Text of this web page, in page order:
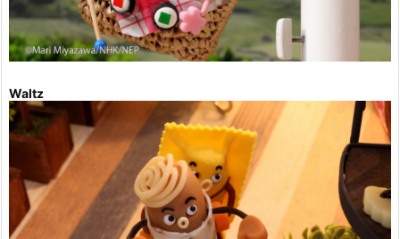
Waltz